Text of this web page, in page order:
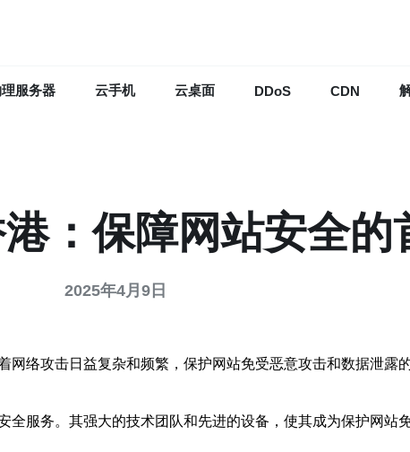
服务器 云手机 云桌面 DDoS CDN
：保障网站安全的
2025年4月9日
络攻击日益复杂和频繁，保护网站免受恶意攻击和数据泄露
服务。其强大的技术团队和先进的设备，使其成为保护网站